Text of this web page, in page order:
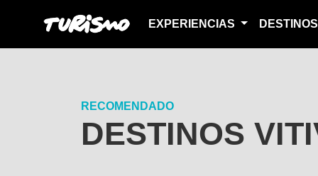
EXPERIENCIAS
RECOMENDADO
DESTINOS